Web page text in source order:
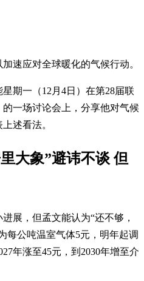
速应对全球暖化的气候行动。
期一（12月4日）在第28届联
一场讨论会上，分享他对气候
述看法。
大象”避讳不谈 但
展，但孟文能认为“还不够，
每公吨温室气体5元，明年起调
年涨至45元，到2030年增至介